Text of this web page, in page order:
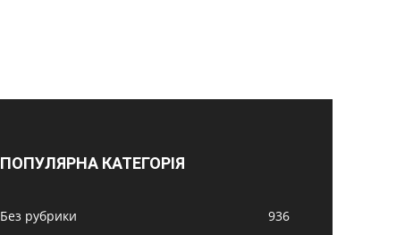
ПОПУЛЯРНА КАТЕГОРІЯ
Без рубрики
936